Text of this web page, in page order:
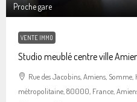
Proche gare
VENTE IMMO
Studio meublé centre ville
Rue des Jacobins, Amiens,
métropolitaine, 80000, France,